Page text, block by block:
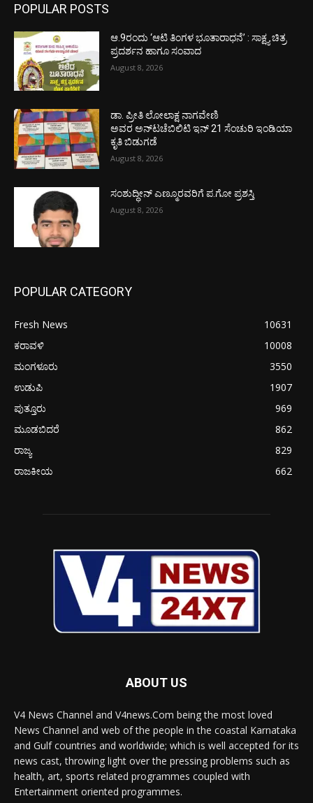
POPULAR POSTS
ಆ.9ರಂದು ‘ಆಟಿ ತಿಂಗಳ ಭೂತಾರಾಧನೆ’ : ಸಾಕ್ಷ್ಯ ಚಿತ್ರ
ಪ್ರದರ್ಶನ ಹಾಗೂ ಸಂವಾದ
August 8, 2026
ಡಾ. ಪ್ರೀತಿ ಲೋಲಾಕ್ಷ ನಾಗವೇಣಿ
ಅವರ ಅನ್‌ಟಚೆಬಿಲಿಟಿ ಇನ್ 21 ಸೆಂಚುರಿ ಇಂಡಿಯಾ
ಕೃತಿ ಬಿಡುಗಡೆ
August 8, 2026
ಸಂಶುದ್ಧೀನ್ ಎಣ್ಮೂರವರಿಗೆ ಪ.ಗೋ ಪ್ರಶಸ್ತಿ
August 8, 2026
POPULAR CATEGORY
Fresh News
10631
ಕರಾವಳಿ
10008
ಮಂಗಳೂರು
3550
ಉಡುಪಿ
1907
ಪುತ್ತೂರು
969
ಮೂಡಬಿದರೆ
862
ರಾಜ್ಯ
829
ರಾಜಕೀಯ
662
ABOUT US
V4 News Channel and V4news.Com being the most loved
News Channel and web of the people in the coastal Karnataka
and Gulf countries and worldwide; which is well accepted for its
news cast, throwing light over the pressing problems such as
health, art, sports related programmes coupled with
Entertainment oriented programmes.